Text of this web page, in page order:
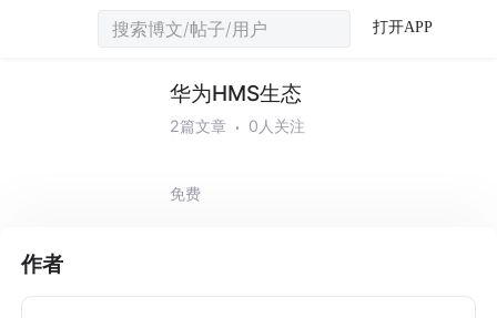
打开APP
华为HMS生态
2篇文章 0人关注
免费
作者